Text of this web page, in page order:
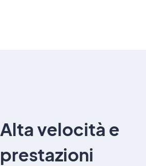
Alta velocità e
prestazioni